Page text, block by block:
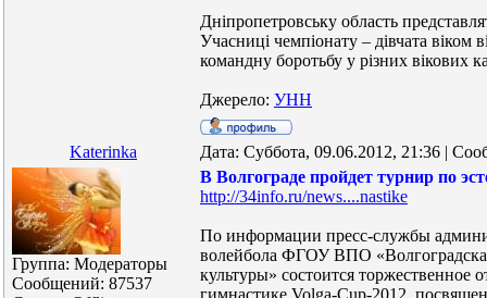
Дніпропетровську область
Учасниці чемпіонату – дівчата віком
командну боротьбу у різних вікових
Джерело: УНН
Katerinka Дата: Суббота, 09.06.2012, 21:36 |
Группа: Модераторы
Сообщений: 87537
В Волгограде пройдет турнир по
http://34info.ru/news....nastike
По информации пресс-службы
волейбола ФГОУ ВПО
культуры» состоится торжественное
гимнастике Volga-Cup-2012,